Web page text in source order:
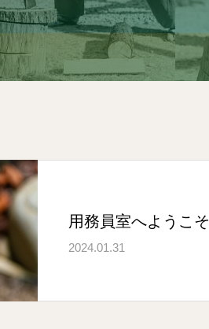
用務員室へようこそ
2024.01.31